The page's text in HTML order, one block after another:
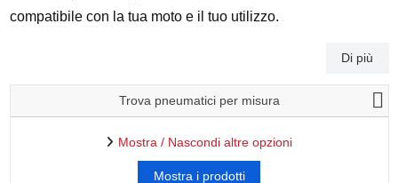
compatibile con la tua moto e il tuo utilizzo.
Di più
Trova pneumatici per misura
Mostra / Nascondi altre opzioni